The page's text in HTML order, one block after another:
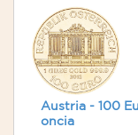
Austria - 100
oncia